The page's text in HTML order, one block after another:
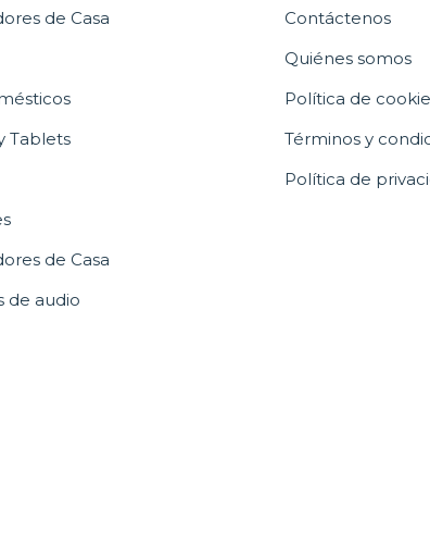
de Casa
Tablets
de Casa
de audio
Contáctenos
Quiénes somos
Política de
Términos y
Política de